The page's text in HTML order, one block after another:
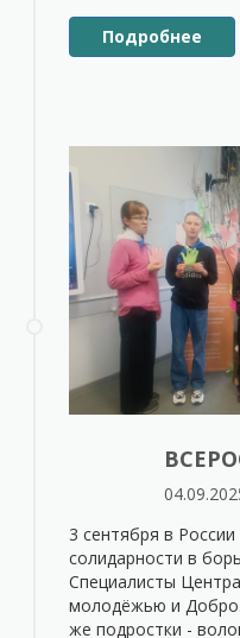
Подробнее
3 сентября в
солидарности в
Специалисты
молодёжью и
же подростки -